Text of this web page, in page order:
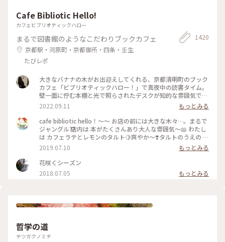
Cafe Bibliotic Hello!
カフェビブリオティックハロー
まるで図書館のようなこだわりブックカフェ
京都駅・河原町・京都御所・四条・壬生
たびレポ
1420
大きなバナナの木がお出迎えしてくれる、京都清明町のブック
カフェ「ビブリオティックハロー！」で真夜中の読書タイム。
壁一面に佇む本棚と光で照らされたデスクが知的な雰囲気で、
これぞ大人カフェでした。2階に貫けている本棚を見に行く
と、ちょっとスケスケの渡り廊下でスリリング。スイーツもド
リンクも美味しくて、夜遅くまでやっているのも嬉しくて。。
これは出張の度に立ち寄りそうです。築150年以上の町屋をリ
ノベしたというところも見応えあり。観光というよりも、ロー
カルに寄り添っているようで温かい空気も感じました。 #私の
ことりっぷ2022 #Myことりっぷ #京都カフェ #ブックカフ
ェ #読書 #ガトーショコラ #コーヒー
2022.09.11
もっとみる
cafe bibliotic hello！〜〜 お店の前には大きな木々…。まるで
ジャングル⁇ 店内は 本がたくさんあり大人な雰囲気〜📖 わたし
は カフェラテとレモンのタルト🍋爽やか〜❣️タルトのうえの レ
モンのドライフルーツがめちゃくちゃ美味しい❣️ カフェの横で
は パンも販売してます。こちらも魅力的でしたが またの機会
に〜 #京都#カフェ#レモンタルト
2019.07.10
もっとみる
花咲くシーズン
2018.07.05
もっとみる
哲学の道
テツガクノミチ